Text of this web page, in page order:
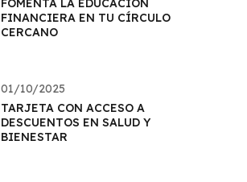
FOMENTA LA EDUCACIÓN
FINANCIERA EN TU CÍRCULO
CERCANO
01/10/2025
TARJETA CON ACCESO A
DESCUENTOS EN SALUD Y
BIENESTAR